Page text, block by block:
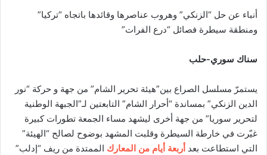
أنباء عن حل “الزنكي” وهروب عناصرها وقائدها باتجاه “تركيا”
ومنطقة سيطرة فصائل “درع الفرات”
سناك سوري-حلب
يستمرّ مسلسل الصراع بين”هيئة تحرير الشام” من جهة و حركة “نور
الدين الزنكي” بمساندة “أحرار الشام” التابعتين لـ”الجبهة الوطنية
لتحرير سوريا” من جهة أخرى ليشهد مساء الجمعة تطورات كبيرة
غيّرت في خارطة السيطرة وقلبت المشهد بوضوح لصالح “الهيئة”
التي استطاعت بعد أربعة أيام من المعارك الممتدة من ريف “إدلب”